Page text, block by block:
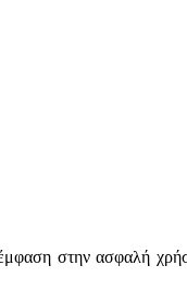
στην ασφαλή